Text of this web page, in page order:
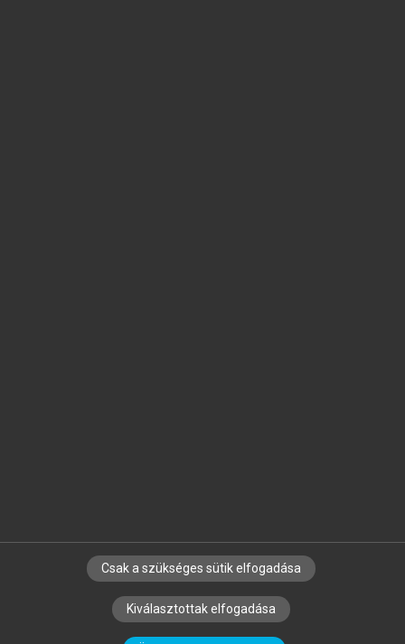
SZERZŐKNEK CÉGEKNEK KÖNYVTÁROSOKNAK
SZERKESZTÉSI ÉS LEKTORÁLÁSI ALAPELVEK
Csak a szükséges sütik elfogadása
Kiválasztottak elfogadása